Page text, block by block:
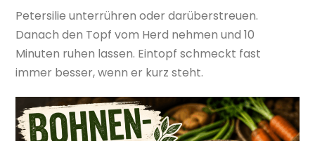
Petersilie unterrühren oder darüberstreuen.
Danach den Topf vom Herd nehmen und 10
Minuten ruhen lassen. Eintopf schmeckt fast
immer besser, wenn er kurz steht.